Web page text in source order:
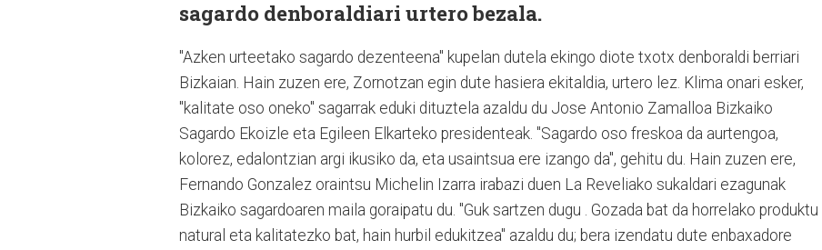
sagardo denboraldiari urtero bezala.
"Azken urteetako sagardo dezenteena" kupelan dutela ekingo diote txotx denboraldi berriari
Bizkaian. Hain zuzen ere, Zornotzan egin dute hasiera ekitaldia, urtero lez. Klima onari esker,
"kalitate oso oneko" sagarrak eduki dituztela azaldu du Jose Antonio Zamalloa Bizkaiko
Sagardo Ekoizle eta Egileen Elkarteko presidenteak. "Sagardo oso freskoa da aurtengoa,
kolorez, edalontzian argi ikusiko da, eta usaintsua ere izango da", gehitu du. Hain zuzen ere,
Fernando Gonzalez oraintsu Michelin Izarra irabazi duen La Reveliako sukaldari ezagunak
Bizkaiko sagardoaren maila goraipatu du. "Guk sartzen dugu . Gozada bat da horrelako produktu
natural eta kalitatezko bat, hain hurbil edukitzea" azaldu du; bera izendatu dute enbaxadore